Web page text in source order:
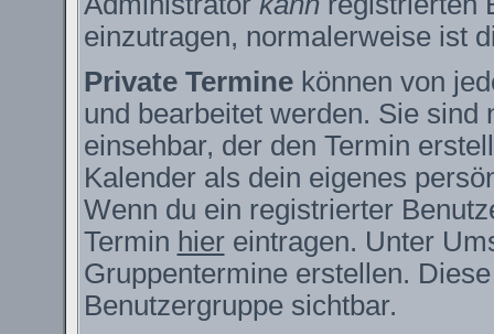
einzutragen, normalerweise ist
Private Terminekönnen von
und bearbeitet werden. Sie
einsehbar, der den Termin
Kalender als dein eigenes
Wenn du ein registrierter
Termin hiereintragen. Unter
Gruppentermine erstellen.
Benutzergruppe sichtbar.